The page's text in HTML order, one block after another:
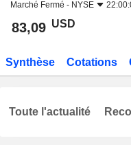
Marché Fermé - NYSE
83,09 USD
Synthèse Cotations
Toute l'actualité